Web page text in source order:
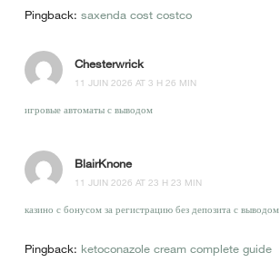
Pingback: saxenda cost costco
Chesterwrick
11 JUIN 2026 AT 3 H 26 MIN
игровые автоматы с выводом
BlairKnone
11 JUIN 2026 AT 23 H 23 MIN
казино с бонусом за регистрацию без депозита с выводом
Pingback: ketoconazole cream complete guide